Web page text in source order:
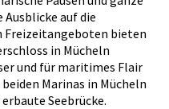
auf die
Freizeitangeboten bieten
in Mücheln
und für maritimes Flair
Marinas in Mücheln
Seebrücke.